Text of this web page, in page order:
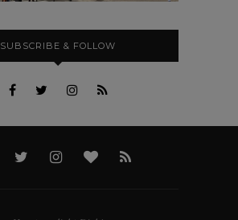
SUBSCRIBE & FOLLOW